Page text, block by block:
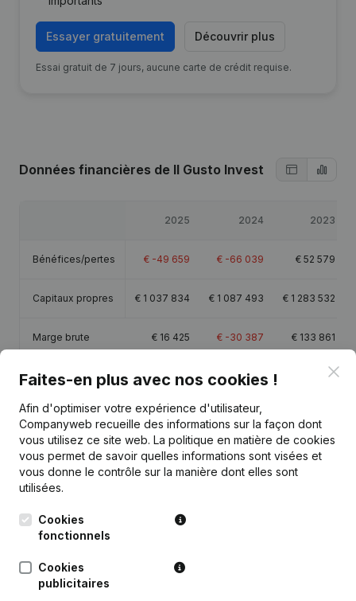
Essayer gratuitement Découvrir plus
Essai gratuit de 7 jours, aucune carte de crédit requise.
Données financières de Il Gusto Invest
2025 2024 2023
Bénéfices/pertes € -49 659 € -66 039 € 52 579
Capitaux propres € 1 037 834 € 1 087 493 € 1 283 532
Marge brute € 16 425 € -30 387 € 133 861
Publicationsde Il Gusto Invest
Date Publication
25-06-2026
Siège Social - Adressen Anders Dan
Appellation - But - Demissions -
Faites-en plus avec nos cookies !
Afin d'optimiser votre expérience d'utilisateur,
Companyweb recueille des informations sur la façon dont
vous utilisez ce site web. La politique en matière de cookies
vous permet de savoir quelles informations sont visées et
vous donne le contrôle sur la manière dont elles sont
utilisées.
Cookies
fonctionnels
Cookies
publicitaires